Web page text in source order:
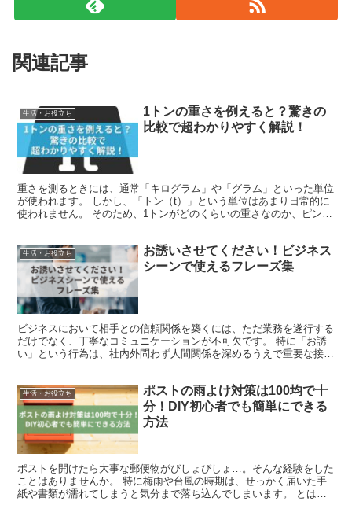
関連記事
生活・お役立ち
1トンの重さを例えると？驚きの
比較で超わかりやすく解説！
重さを測るときには、通常「キログラム」や「グラム」といった単位
が使われます。 しかし、「トン（t）」という単位はあまり日常的に
使われません。 そのため、1トンがどのくらいの重さなのか、ピンと
生活・お役立ち
お誘いさせてください！ビジネス
シーンで使えるフレーズ集
ビジネスにおいて相手との信頼関係を築くには、ただ業務を遂行する
だけでなく、丁寧なコミュニケーションが不可欠です。 特に「お誘
い」という行為は、社内外問わず人間関係を深めるうえで重要な接点
生活・お役立ち
ポストの雨よけ対策は100均で十
分！DIY初心者でも簡単にできる
方法
ポストを開けたら大事な郵便物がびしょびしょ…。そんな経験をした
ことはありませんか。 特に梅雨や台風の時期は、せっかく届いた手
紙や書類が濡れてしまうと気分まで落ち込んでしまいます。 とはい